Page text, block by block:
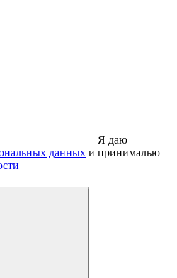
Я даю
данных и принималью